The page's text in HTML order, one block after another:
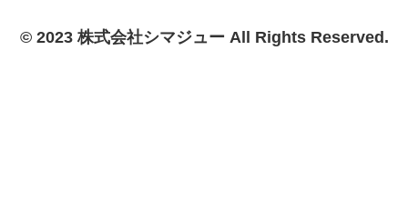
© 2023 株式会社シマジュー All Rights Reserved.